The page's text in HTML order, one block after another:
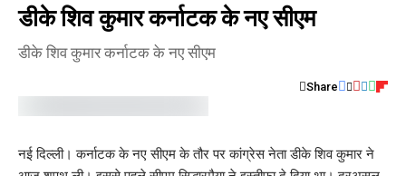
डीके शिव कुमार कर्नाटक के नए सीएम
डीके शिव कुमार कर्नाटक के नए सीएम
Share
नई दिल्ली। कर्नाटक के नए सीएम के तौर पर कांग्रेस नेता डीके शिव कुमार ने